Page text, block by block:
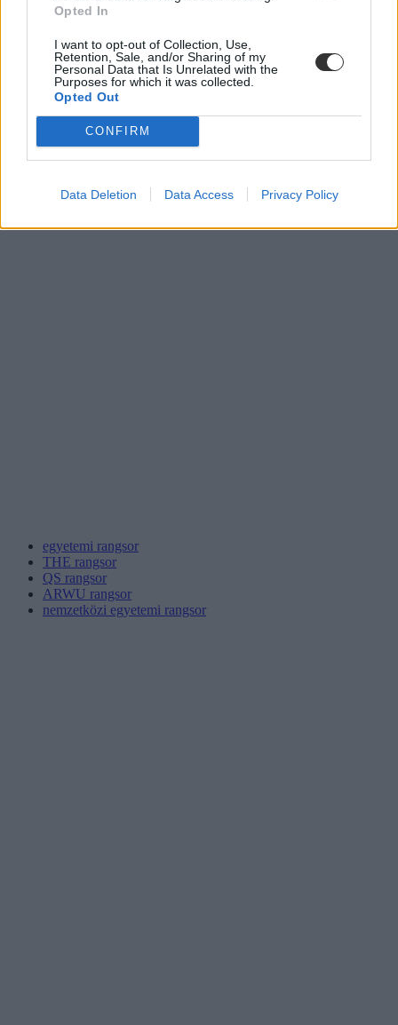
Opted In
I want to opt-out of Collection, Use,
Retention, Sale, and/or Sharing of my
Personal Data that Is Unrelated with the
Purposes for which it was collected.
Opted Out
CONFIRM
Data Deletion Data Access Privacy Policy
egyetemi rangsor
THE rangsor
QS rangsor
ARWU rangsor
nemzetközi egyetemi rangsor